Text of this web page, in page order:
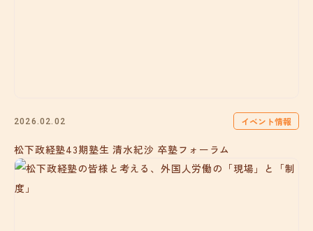
2026.02.02 イベント情報
松下政経塾43期塾生 清水紀沙 卒塾フォーラム